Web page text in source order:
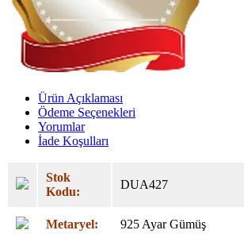
Ürün Açıklaması
Ödeme Seçenekleri
Yorumlar
İade Koşulları
Stok
Kodu:
DUA427
Metaryel: 925 Ayar Gümüş